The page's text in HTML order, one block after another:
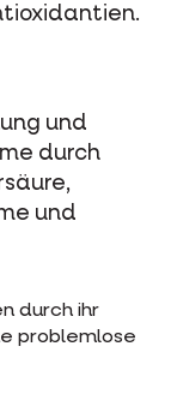
und
durch
und
durch ihr
problemlose